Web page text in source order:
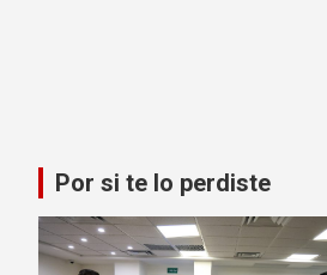
Por si te lo perdiste